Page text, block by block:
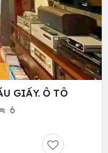
GIẤY. Ô TÔ
6